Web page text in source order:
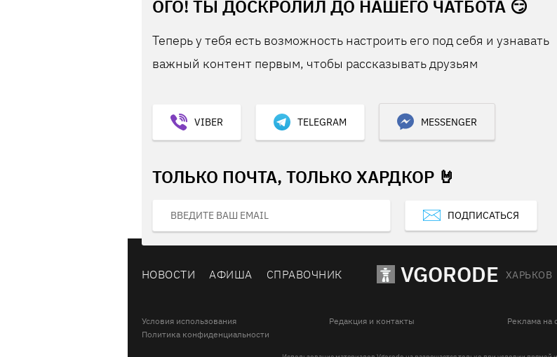
ОГО! ТЫ ДОСКРОЛИЛ ДО НАШЕГО ЧАТБОТА 😏
Теперь у тебя есть возможность настроить его под себя и узнавать
важный контент первым, чтобы рассказывать друзьям
VIBER TELEGRAM MESSENGER
ТОЛЬКО ПОЧТА, ТОЛЬКО ХАРДКОР 🤘
ПОДПИСАТЬСЯ
НОВОСТИ АФИША СПРАВОЧНИК VGORODE ХАРЬКОВ
Условия использования Редакция и контакты
Реклама на
Политика конфиденциальности